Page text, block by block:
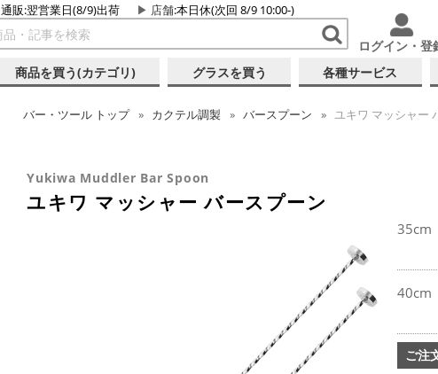
通販:翌営業日(8/9)出荷 店舗:本日休(次回 8/9 10:00-)
ログイン・登
商品を買う(カテゴリ) グラスを買う 各種サービス
バー・ツール トップ カクテル調製 バースプーン ユキワ マッシャー
Yukiwa Muddler Bar Spoon
ユキワ マッシャー バースプーン
35cm
40cm
ご注